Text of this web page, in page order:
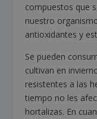
compuestos que
nuestro
antioxidantes y
Se pueden
cultivan en
resistentes a las
tiempo no les
hortalizas. En